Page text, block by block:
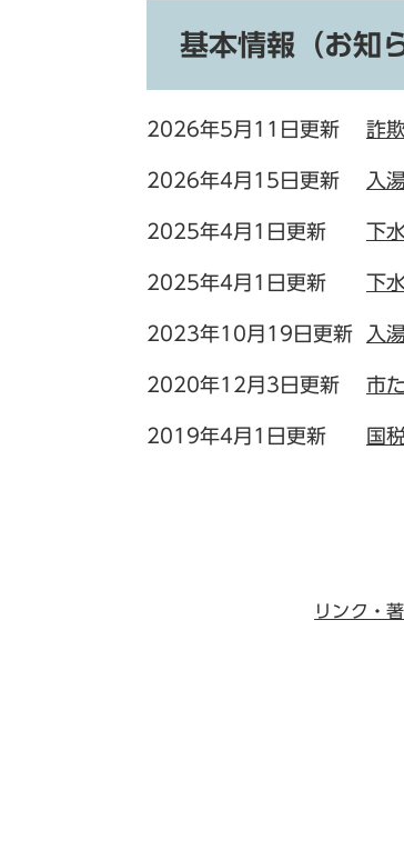
基本情報（お知
2026年5月11日更新 詐
2026年4月15日更新 入
2025年4月1日更新 下
2025年4月1日更新 下
2023年10月19日更新 入
2020年12月3日更新 市
2019年4月1日更新 国
リンク・